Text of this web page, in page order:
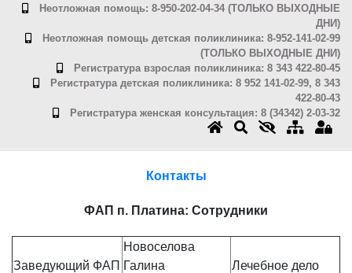
Неотложная помощь: 8-950-202-04-34 (ТОЛЬКО ВЫХОДНЫЕ
ДНИ)
Неотложная помощь детская поликлиника: 8-952-141-02-99
(ТОЛЬКО ВЫХОДНЫЕ ДНИ)
Регистратура взрослая поликлиника: 8 343 422-80-45
Регистратура детская поликлиника: 8 952 141-02-99, 8 343
422-80-43
Регистратура женская консультация: 8 (34342) 2-03-32
Контакты
ФАП п. Платина: Сотрудники
Заведующий ФАП
Новоселова
Галина
Лечебное дело